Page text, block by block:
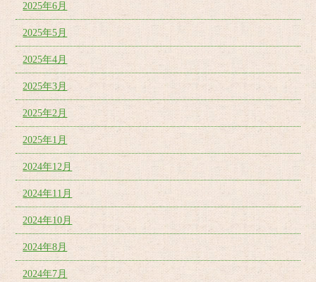
2025年6月
2025年5月
2025年4月
2025年3月
2025年2月
2025年1月
2024年12月
2024年11月
2024年10月
2024年8月
2024年7月